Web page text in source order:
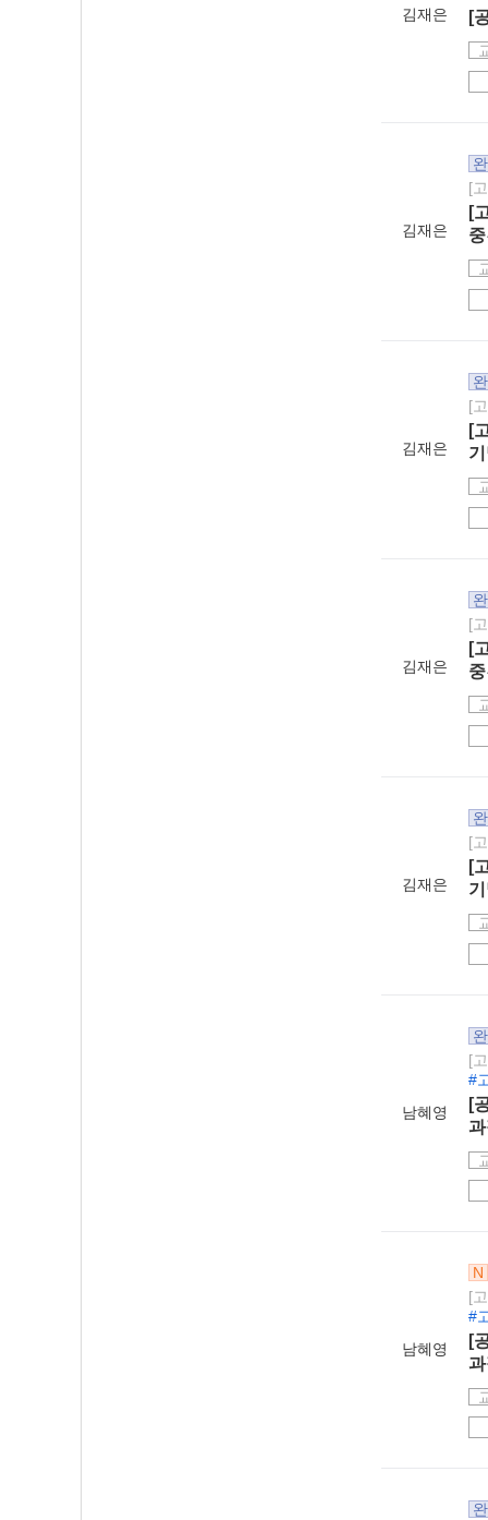
김재은 [
김재은
[
[
김재은
[
[
김재은
[
[
김재은
[
[
남혜영
[
#
[
남혜영
N
[
#
[